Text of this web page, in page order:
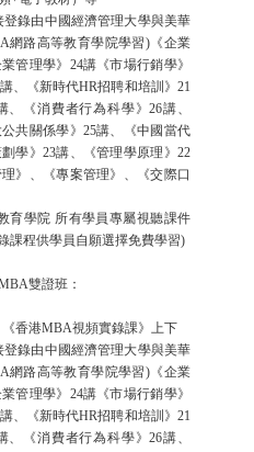
錄由中國經濟管理大學與美華
網路高等教育學院學習)《企業
管理學》24講《市場行銷學》
、《新時代HR招聘和培訓》21
《消費者行為科學》26講、
共關係學》25講、《中國當代
學》23講、《管理學原理》22
》、《專案管理》、《交際口
育學院 所有學員專屬視聽課件
課程供學員自願選擇免費學習)
雙證班：
香港MBA視頻實錄課》上下
錄由中國經濟管理大學與美華
網路高等教育學院學習)《企業
管理學》24講《市場行銷學》
、《新時代HR招聘和培訓》21
《消費者行為科學》26講、